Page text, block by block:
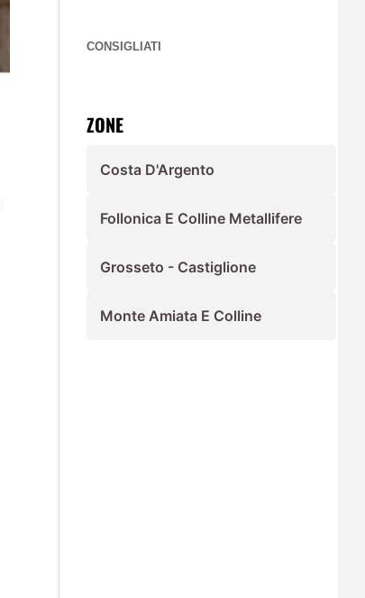
CONSIGLIATI
ZONE
Costa D'Argento
Follonica E Colline Metallifere
Grosseto - Castiglione
Monte Amiata E Colline